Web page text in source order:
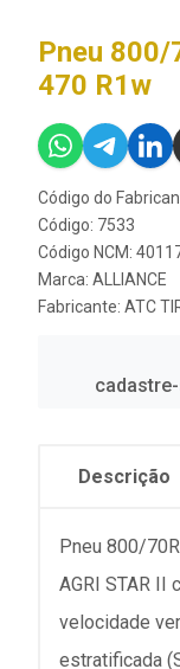
Pneu
470 R1w
Código do
Código: 7533
Código NCM:
Marca: ALLIANCE
Fabricante: ATC
Descrição
Pneu 800/
AGRI STAR II
velocidade
estratificada